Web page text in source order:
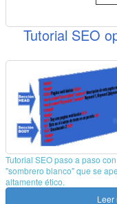
Tutorial SEO
Tutorial SEO paso a paso
"sombrero blanco" que se
altamente ético.
Leer